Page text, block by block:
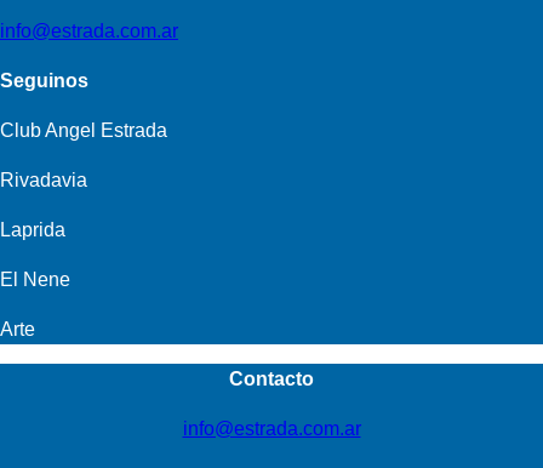
info@estrada.com.ar
Seguinos
Club Angel Estrada
Rivadavia
Laprida
El Nene
Arte
Contacto
info@estrada.com.ar